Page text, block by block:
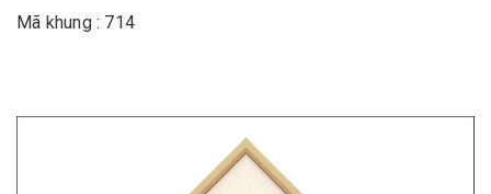
Mã khung : 714